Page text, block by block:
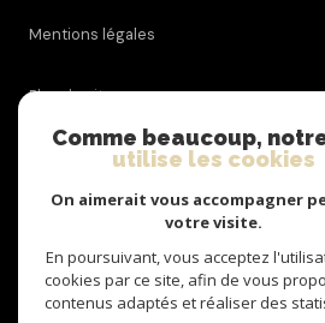
Mentions légales
Plan du site
Cookies
Comme beaucoup,
utilise les cookies
On aimerait vous accompagner
votre visite.
En poursuivant, vous acceptez
cookies par ce site, afin de vous
contenus adaptés et réaliser des